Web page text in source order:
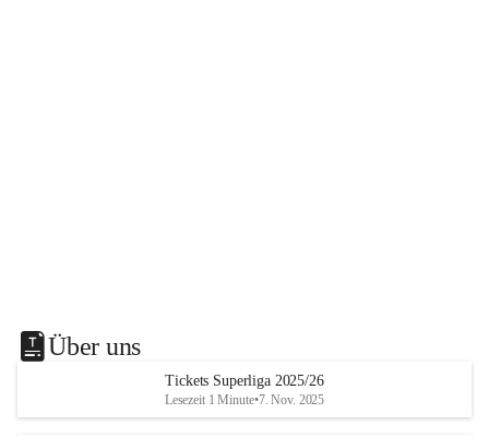
Über uns
Tickets Superliga 2025/26
Lesezeit 1 Minute•7. Nov. 2025